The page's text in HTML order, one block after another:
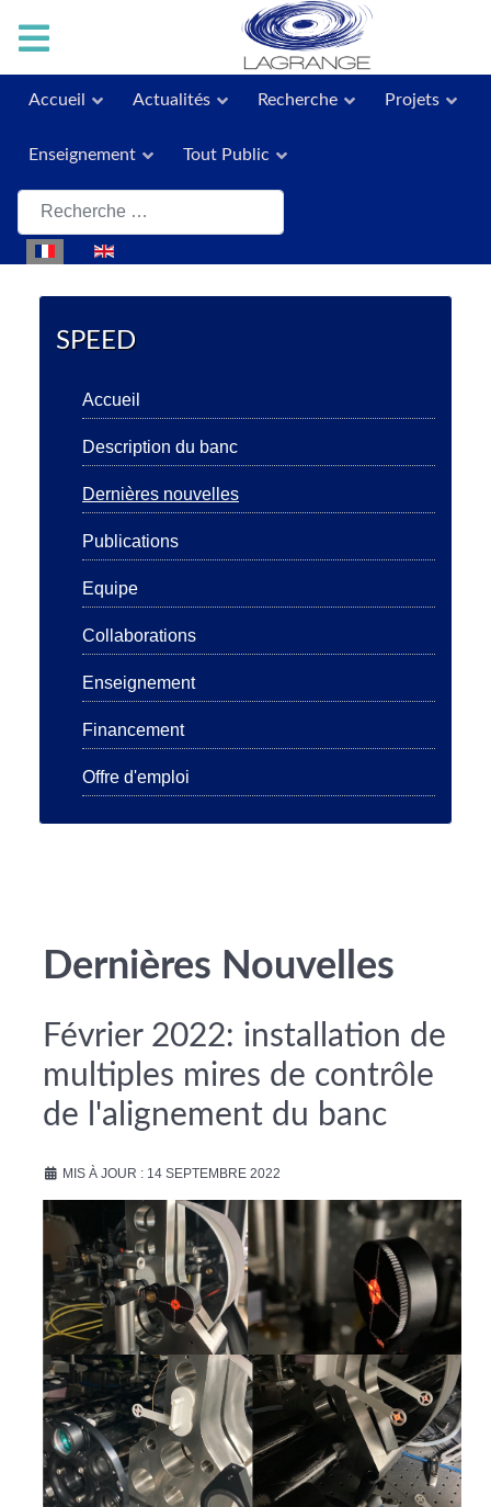
Accueil Actualités Recherche Projets
Enseignement Tout Public
Rechercher
Sélectionnez votre langue
SPEED
Accueil
Description du banc
Dernières nouvelles
Publications
Equipe
Collaborations
Enseignement
Financement
Offre d'emploi
Dernières Nouvelles
Février 2022: installation de
multiples mires de contrôle
de l'alignement du banc
MIS À JOUR : 14 SEPTEMBRE 2022